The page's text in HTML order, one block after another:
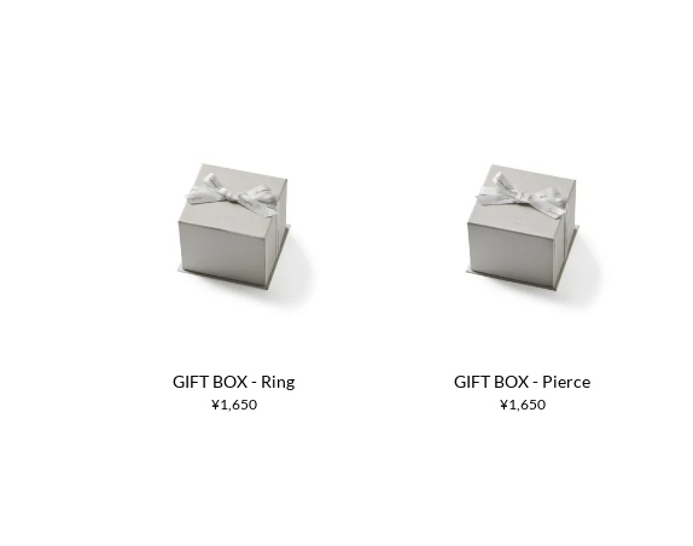
GIFT BOX - Ring
¥1,650
GIFT BOX - Pierce
¥1,650